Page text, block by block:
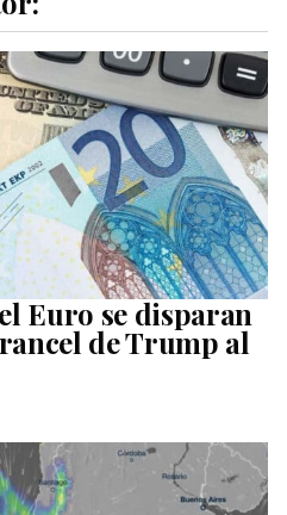
Euro se disparan
de Trump al